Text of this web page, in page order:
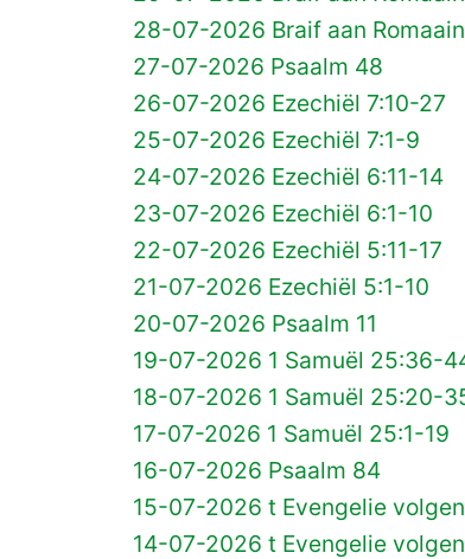
28-07-2026 Braif aan
27-07-2026 Psaalm 48
26-07-2026 Ezechiël 7:10-27
25-07-2026 Ezechiël 7:1-9
24-07-2026 Ezechiël 6:11-14
23-07-2026 Ezechiël 6:1-10
22-07-2026 Ezechiël 5:11-17
21-07-2026 Ezechiël 5:1-10
20-07-2026 Psaalm 11
19-07-2026 1 Samuël 25:36-
18-07-2026 1 Samuël 25:20-
17-07-2026 1 Samuël 25:1-19
16-07-2026 Psaalm 84
15-07-2026 t Evengelie
14-07-2026 t Evengelie